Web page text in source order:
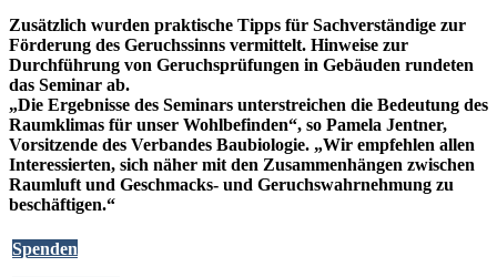
Zusätzlich wurden praktische Tipps für Sachverständige zur
Förderung des Geruchssinns vermittelt. Hinweise zur
Durchführung von Geruchsprüfungen in Gebäuden rundeten
das Seminar ab.
„Die Ergebnisse des Seminars unterstreichen die Bedeutung des
Raumklimas für unser Wohlbefinden“, so Pamela Jentner,
Vorsitzende des Verbandes Baubiologie. „Wir empfehlen allen
Interessierten, sich näher mit den Zusammenhängen zwischen
Raumluft und Geschmacks- und Geruchswahrnehmung zu
beschäftigen.“
Spenden